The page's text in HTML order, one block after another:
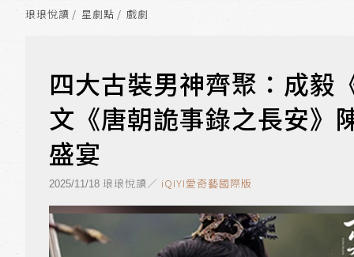
琅琅悅讀 星劇點 戲劇
四大古裝男神齊聚：成毅
文《唐朝詭事錄之長安》
盛宴
2025/11/18 琅琅悅讀／ iQIYI愛奇藝國際版